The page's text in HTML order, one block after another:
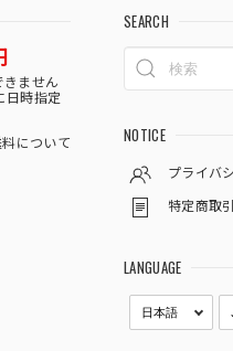
きません
日時指定
について
SEARCH
NOTICE
プライバ
特定商取
LANGUAGE